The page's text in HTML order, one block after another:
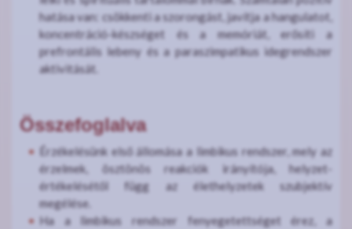
hatása van: csökkenti a szorongást, javítja a hangulatot,
koncentráció-készséget és a memóriát, erősíti a
prefrontális lebeny és a paraszimpatikus idegrendszer
aktivitását.
Összefoglalva
Érzékelésünk első állomása a limbikus rendszer, mely az
érzelmek, ösztönös reakciók irányítója, helyzet-
értékelésétől függ az élethelyzetek szubjektív
megélése.
Ha a limbikus rendszer fenyegetettséget érez, a